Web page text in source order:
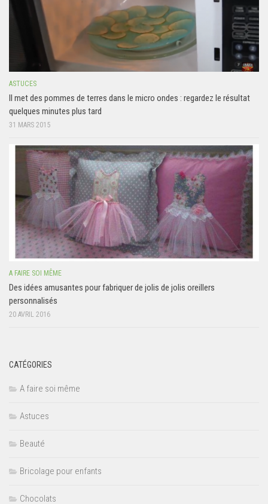
ASTUCES
Il met des pommes de terres dans le micro ondes : regardez le résultat
quelques minutes plus tard
31 MARS 2015
A FAIRE SOI MÊME
Des idées amusantes pour fabriquer de jolis de jolis oreillers
personnalisés
20 AVRIL 2016
CATÉGORIES
A faire soi même
Astuces
Beauté
Bricolage pour enfants
Chocolats